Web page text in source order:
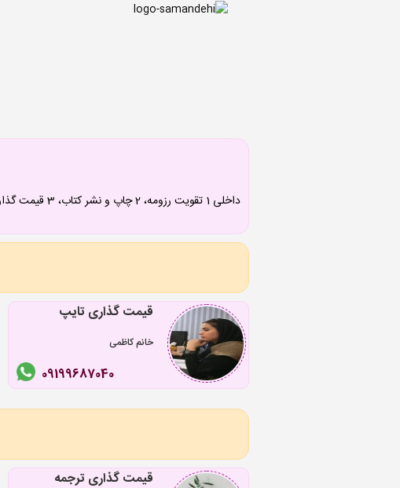
قیمت گذاری تایپ
خانم کاظمی
09199687040
قیمت گذاری ترجمه